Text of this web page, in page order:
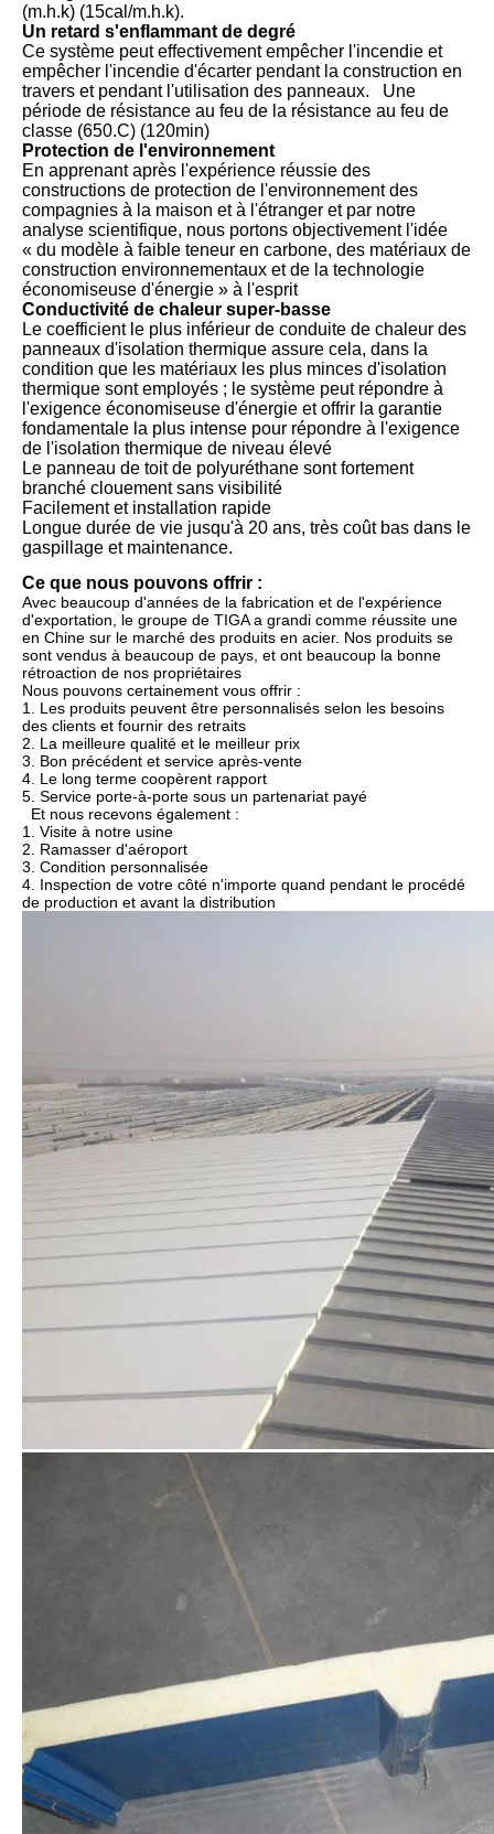
(m.h.k) (15cal/m.h.k).
Un retard s'enflammant de degré
Ce système peut effectivement empêcher l'incendie et
empêcher l'incendie d'écarter pendant la construction en
travers et pendant l'utilisation des panneaux. Une
période de résistance au feu de la résistance au feu de
classe (650.C) (120min)
Protection de l'environnement
En apprenant après l'expérience réussie des
constructions de protection de l'environnement des
compagnies à la maison et à l'étranger et par notre
analyse scientifique, nous portons objectivement l'idée
« du modèle à faible teneur en carbone, des matériaux de
construction environnementaux et de la technologie
économiseuse d'énergie » à l'esprit
Conductivité de chaleur super-basse
Le coefficient le plus inférieur de conduite de chaleur des
panneaux d'isolation thermique assure cela, dans la
condition que les matériaux les plus minces d'isolation
thermique sont employés ; le système peut répondre à
l'exigence économiseuse d'énergie et offrir la garantie
fondamentale la plus intense pour répondre à l'exigence
de l'isolation thermique de niveau élevé
Le panneau de toit de polyuréthane sont fortement
branché clouement sans visibilité
Facilement et installation rapide
Longue durée de vie jusqu'à 20 ans, très coût bas dans le
gaspillage et maintenance.
Ce que nous pouvons offrir :
Avec beaucoup d'années de la fabrication et de l'expérience
d'exportation, le groupe de TIGA a grandi comme réussite une
en Chine sur le marché des produits en acier. Nos produits se
sont vendus à beaucoup de pays, et ont beaucoup la bonne
rétroaction de nos propriétaires
Nous pouvons certainement vous offrir :
1. Les produits peuvent être personnalisés selon les besoins
des clients et fournir des retraits
2. La meilleure qualité et le meilleur prix
3. Bon précédent et service après-vente
4. Le long terme coopèrent rapport
5. Service porte-à-porte sous un partenariat payé
Et nous recevons également :
1. Visite à notre usine
2. Ramasser d'aéroport
3. Condition personnalisée
4. Inspection de votre côté n'importe quand pendant le procédé
de production et avant la distribution